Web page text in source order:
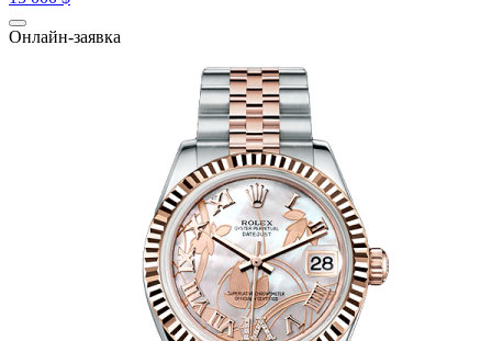
Онлайн-заявка